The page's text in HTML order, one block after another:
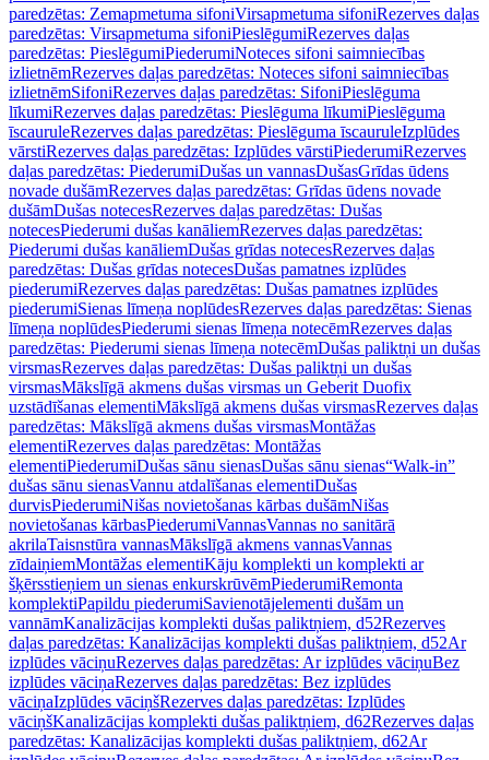
paredzētas: Zemapmetuma sifoniVirsapmetuma sifoniRezerves daļas
paredzētas: Virsapmetuma sifoniPieslēgumiRezerves daļas
paredzētas: PieslēgumiPiederumiNoteces sifoni saimniecības
izlietnēmRezerves daļas paredzētas: Noteces sifoni saimniecības
izlietnēmSifoniRezerves daļas paredzētas: SifoniPieslēguma
līkumiRezerves daļas paredzētas: Pieslēguma līkumiPieslēguma
īscauruleRezerves daļas paredzētas: Pieslēguma īscauruleIzplūdes
vārstiRezerves daļas paredzētas: Izplūdes vārstiPiederumiRezerves
daļas paredzētas: PiederumiDušas un vannasDušasGrīdas ūdens
novade dušāmRezerves daļas paredzētas: Grīdas ūdens novade
dušāmDušas notecesRezerves daļas paredzētas: Dušas
notecesPiederumi dušas kanāliemRezerves daļas paredzētas:
Piederumi dušas kanāliemDušas grīdas notecesRezerves daļas
paredzētas: Dušas grīdas notecesDušas pamatnes izplūdes
piederumiRezerves daļas paredzētas: Dušas pamatnes izplūdes
piederumiSienas līmeņa noplūdesRezerves daļas paredzētas: Sienas
līmeņa noplūdesPiederumi sienas līmeņa notecēmRezerves daļas
paredzētas: Piederumi sienas līmeņa notecēmDušas paliktņi un dušas
virsmasRezerves daļas paredzētas: Dušas paliktņi un dušas
virsmasMākslīgā akmens dušas virsmas un Geberit Duofix
uzstādīšanas elementiMākslīgā akmens dušas virsmasRezerves daļas
paredzētas: Mākslīgā akmens dušas virsmasMontāžas
elementiRezerves daļas paredzētas: Montāžas
elementiPiederumiDušas sānu sienasDušas sānu sienas“Walk-in”
dušas sānu sienasVannu atdalīšanas elementiDušas
durvisPiederumiNišas novietošanas kārbas dušāmNišas
novietošanas kārbasPiederumiVannasVannas no sanitārā
akrilaTaisnstūra vannasMākslīgā akmens vannasVannas
zīdaiņiemMontāžas elementiKāju komplekti un komplekti ar
šķērsstieņiem un sienas enkurskrūvēmPiederumiRemonta
komplektiPapildu piederumiSavienotājelementi dušām un
vannāmKanalizācijas komplekti dušas paliktņiem, d52Rezerves
daļas paredzētas: Kanalizācijas komplekti dušas paliktņiem, d52Ar
izplūdes vāciņuRezerves daļas paredzētas: Ar izplūdes vāciņuBez
izplūdes vāciņaRezerves daļas paredzētas: Bez izplūdes
vāciņaIzplūdes vāciņšRezerves daļas paredzētas: Izplūdes
vāciņšKanalizācijas komplekti dušas paliktņiem, d62Rezerves daļas
paredzētas: Kanalizācijas komplekti dušas paliktņiem, d62Ar